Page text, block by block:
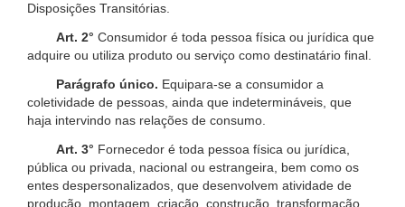
Disposições Transitórias.
Art. 2° Consumidor é toda pessoa física ou jurídica que
adquire ou utiliza produto ou serviço como destinatário final.
Parágrafo único. Equipara-se a consumidor a
coletividade de pessoas, ainda que indetermináveis, que
haja intervindo nas relações de consumo.
Art. 3° Fornecedor é toda pessoa física ou jurídica,
pública ou privada, nacional ou estrangeira, bem como os
entes despersonalizados, que desenvolvem atividade de
produção, montagem, criação, construção, transformação,